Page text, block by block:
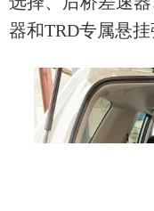
器和TRD专属悬